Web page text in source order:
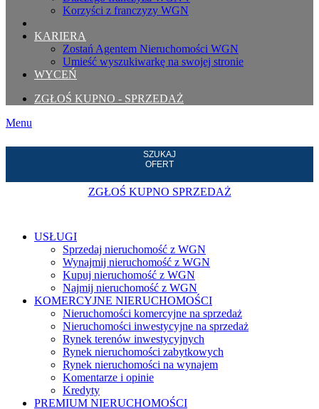
Korzyści z franczyzy WGN
KARIERA
Zostań Agentem Nieruchomości WGN
Umieść wyszukiwarkę na swojej stronie
WYCEŃ
ZGŁOŚ KUPNO - SPRZEDAŻ
Menu
SZUKAJ
OFERT
ZGŁOŚ KUPNO SPRZEDAŻ
USŁUGI
Sprzedaj nieruchomość z WGN
Wynajmij nieruchomość z WGN
Kupuj nieruchomość z WGN
Najmij nieruchomość z WGN
KOMERCYJNE NIERUCHOMOŚCI
Nieruchomości komercyjne na sprzedaż
Nieruchomości inwestycyjne na sprzedaż
Rynek terenów inwestycyjnych
Rynek nieruchomości zabytkowych
Rynek nieruchomości na wynajem
Komentarze i opinie
Kredyty
PREMIUM NIERUCHOMOŚCI